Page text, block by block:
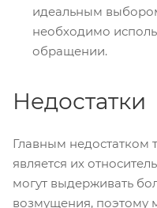
идеальным
необходимо
обращении.
Недостатки
Главным недостатком
является их
могут выдерживать
возмущения, поэтому